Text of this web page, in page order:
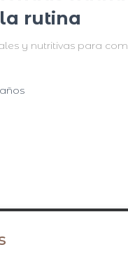
rutina
y nutritivas para